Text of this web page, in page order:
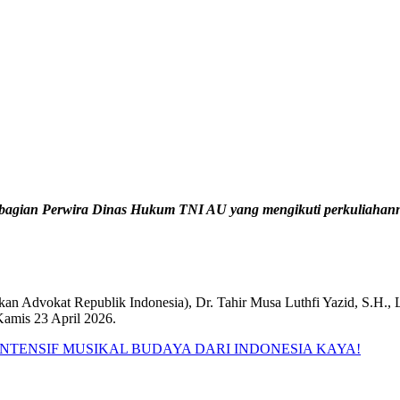
Perwira Dinas Hukum TNI AU yang mengikuti
Advokat Republik Indonesia), Dr. Tahir Musa Luthfi Yazid,
23 April 2026.
MUSIKAL BUDAYA DARI INDONESIA KAYA!